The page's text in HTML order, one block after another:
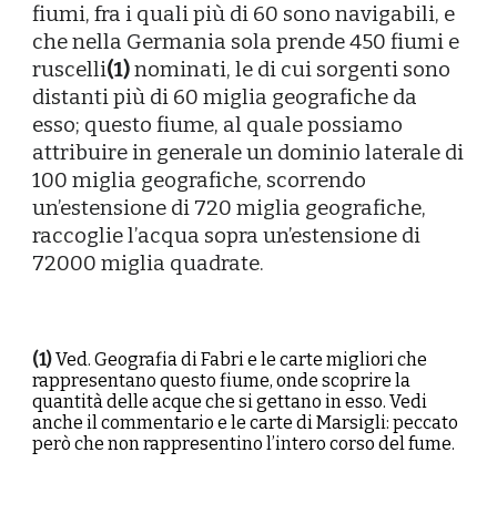
fiumi, fra i quali più di 60 sono navigabili, e
che nella Germania sola prende 450 fiumi e
ruscelli(1)nominati, le di cui sorgenti sono
distanti più di 60 miglia geografiche da
esso; questo fiume, al quale possiamo
attribuire in generale un dominio laterale di
100 miglia geografiche, scorrendo
un’estensione di 720 miglia geografiche,
raccoglie l’acqua sopra un’estensione di
72000 miglia quadrate.
(1)Ved. Geografia di Fabri e le carte migliori che
rappresentano questo fiume, onde scoprire la
quantità delle acque che si gettano in esso. Vedi
anche il commentario e le carte di Marsigli: peccato
però che non rappresentino l’intero corso del fume.